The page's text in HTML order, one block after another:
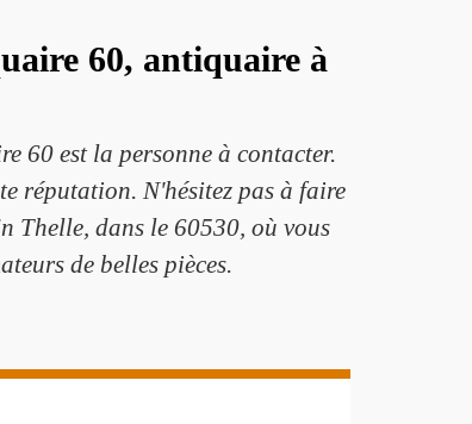
60, antiquaire à
60 est la personne à contacter.
réputation. N'hésitez pas à faire
Thelle, dans le 60530, où vous
de belles pièces.